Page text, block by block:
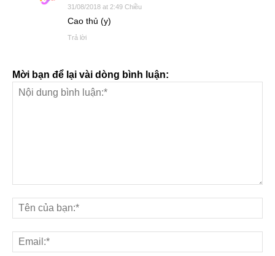
31/08/2018 at 2:49 Chiều
Cao thủ (y)
Trả lời
Mời bạn để lại vài dòng bình luận: